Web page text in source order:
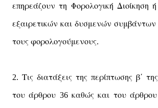
επηρεάζουν τη Φορολογική Διοίκηση ή
εξαιρετικών και δυσμενών συμβάντων
τους φορολογούμενους.
2. Τις διατάξεις της περίπτωσης β΄ της
του άρθρου 36καθώς και του άρθρου